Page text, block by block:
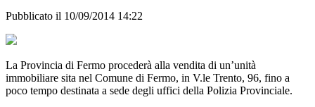
Pubblicato il 10/09/2014 14:22
La Provincia di Fermo procederà alla vendita di un’unità
immobiliare sita nel Comune di Fermo, in V.le Trento, 96, fino a
poco tempo destinata a sede degli uffici della Polizia Provinciale.